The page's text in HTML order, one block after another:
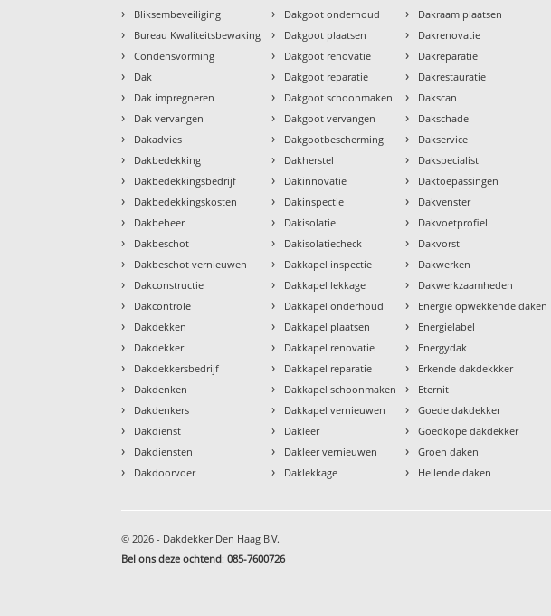
› Bliksembeveiliging
› Bureau Kwaliteitsbewaking
› Condensvorming
› Dak
› Dak impregneren
› Dak vervangen
› Dakadvies
› Dakbedekking
› Dakbedekkingsbedrijf
› Dakbedekkingskosten
› Dakbeheer
› Dakbeschot
› Dakbeschot vernieuwen
› Dakconstructie
› Dakcontrole
› Dakdekken
› Dakdekker
› Dakdekkersbedrijf
› Dakdenken
› Dakdenkers
› Dakdienst
› Dakdiensten
› Dakdoorvoer
› Dakgoot onderhoud
› Dakgoot plaatsen
› Dakgoot renovatie
› Dakgoot reparatie
› Dakgoot schoonmaken
› Dakgoot vervangen
› Dakgootbescherming
› Dakherstel
› Dakinnovatie
› Dakinspectie
› Dakisolatie
› Dakisolatiecheck
› Dakkapel inspectie
› Dakkapel lekkage
› Dakkapel onderhoud
› Dakkapel plaatsen
› Dakkapel renovatie
› Dakkapel reparatie
› Dakkapel schoonmaken
› Dakkapel vernieuwen
› Dakleer
› Dakleer vernieuwen
› Daklekkage
› Dakraam plaatsen
› Dakrenovatie
› Dakreparatie
› Dakrestauratie
› Dakscan
› Dakschade
› Dakservice
› Dakspecialist
› Daktoepassingen
› Dakvenster
› Dakvoetprofiel
› Dakvorst
› Dakwerken
› Dakwerkzaamheden
› Energie opwekkende daken
› Energielabel
› Energydak
› Erkende dakdekkker
› Eternit
› Goede dakdekker
› Goedkope dakdekker
› Groen daken
› Hellende daken
© 2026 - Dakdekker Den Haag B.V.
Bel ons deze ochtend:085-7600726